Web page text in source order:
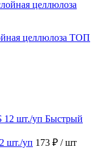
целлюлоза ТОП
Быстрый
шт./уп 173 ₽ / шт